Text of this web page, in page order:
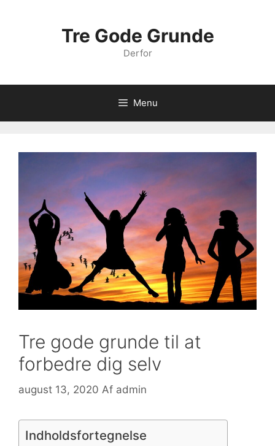
Tre Gode Grunde
Derfor
Menu
Tre gode grunde til at
forbedre dig selv
august 13, 2020 Af admin
Indholdsfortegnelse